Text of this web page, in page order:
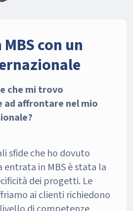
con un
che mi trovo
ad affrontare nel mio
sfide che ho dovuto
in MBS è stata la
dei progetti. Le
ai clienti richiedono